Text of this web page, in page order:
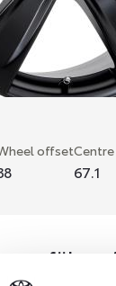
offset
67.1
fälg